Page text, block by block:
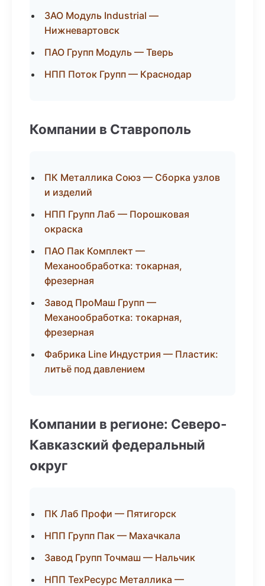
ЗАО Модуль Industrial —
Нижневартовск
ПАО Групп Модуль — Тверь
НПП Поток Групп — Краснодар
Компании в Ставрополь
ПК Металлика Союз — Сборка узлов
и изделий
НПП Групп Лаб — Порошковая
окраска
ПАО Пак Комплект —
Механообработка: токарная,
фрезерная
Завод ПроМаш Групп —
Механообработка: токарная,
фрезерная
Фабрика Line Индустрия — Пластик:
литьё под давлением
Компании в регионе: Северо-
Кавказский федеральный
округ
ПК Лаб Профи — Пятигорск
НПП Групп Пак — Махачкала
Завод Групп Точмаш — Нальчик
НПП ТехРесурс Металлика —